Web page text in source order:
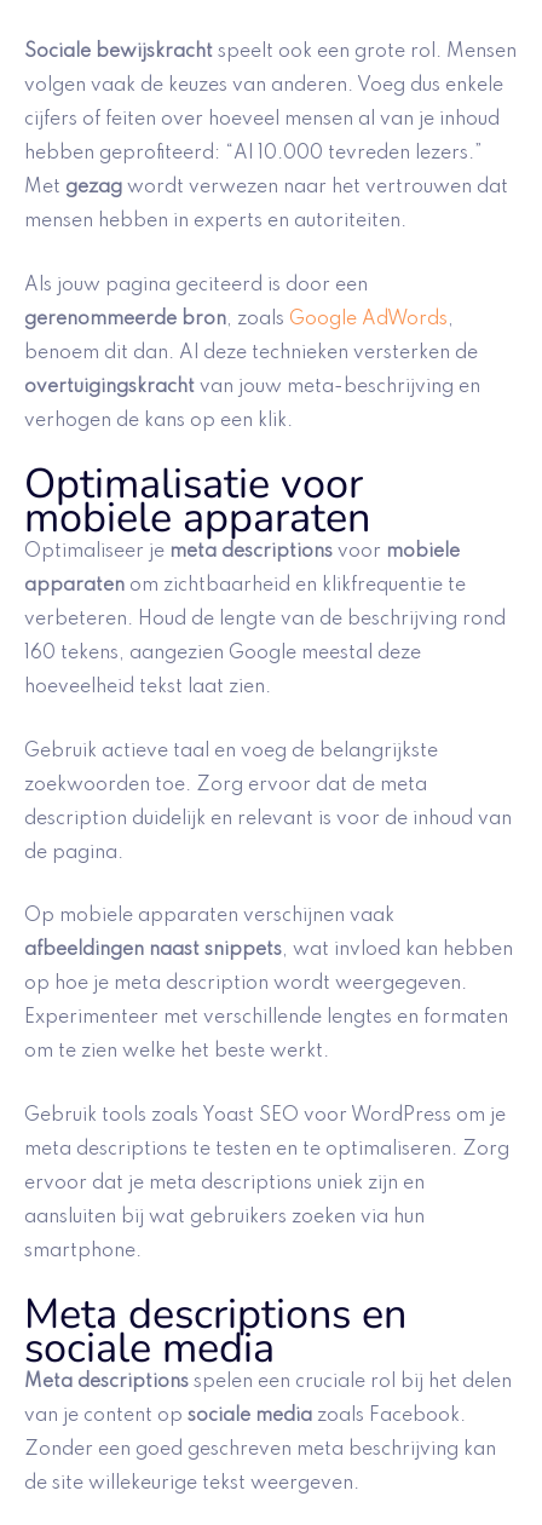
Sociale bewijskracht speelt ook een grote rol. Mensen
volgen vaak de keuzes van anderen. Voeg dus enkele
cijfers of feiten over hoeveel mensen al van je inhoud
hebben geprofiteerd: “Al 10.000 tevreden lezers.”
Met gezag wordt verwezen naar het vertrouwen dat
mensen hebben in experts en autoriteiten.
Als jouw pagina geciteerd is door een
gerenommeerde bron, zoals Google AdWords,
benoem dit dan. Al deze technieken versterken de
overtuigingskracht van jouw meta-beschrijving en
verhogen de kans op een klik.
Optimalisatie voor
mobiele apparaten
Optimaliseer je meta descriptions voor mobiele
apparaten om zichtbaarheid en klikfrequentie te
verbeteren. Houd de lengte van de beschrijving rond
160 tekens, aangezien Google meestal deze
hoeveelheid tekst laat zien.
Gebruik actieve taal en voeg de belangrijkste
zoekwoorden toe. Zorg ervoor dat de meta
description duidelijk en relevant is voor de inhoud van
de pagina.
Op mobiele apparaten verschijnen vaak
afbeeldingen naast snippets, wat invloed kan hebben
op hoe je meta description wordt weergegeven.
Experimenteer met verschillende lengtes en formaten
om te zien welke het beste werkt.
Gebruik tools zoals Yoast SEO voor WordPress om je
meta descriptions te testen en te optimaliseren. Zorg
ervoor dat je meta descriptions uniek zijn en
aansluiten bij wat gebruikers zoeken via hun
smartphone.
Meta descriptions en
sociale media
Meta descriptions spelen een cruciale rol bij het delen
van je content op sociale media zoals Facebook.
Zonder een goed geschreven meta beschrijving kan
de site willekeurige tekst weergeven.